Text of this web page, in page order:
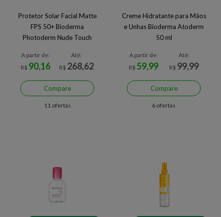
Protetor Solar Facial Matte
FPS 50+ Bioderma
Photoderm Nude Touch
A partir de:
R$ 90,16
Até:
R$ 268,62
Compare
11 ofertas
Creme Hidratante para Mãos
e Unhas Bioderma Atoderm
50 ml
A partir de:
R$59,99
Até:
R$ 99,99
Compare
6 ofertas